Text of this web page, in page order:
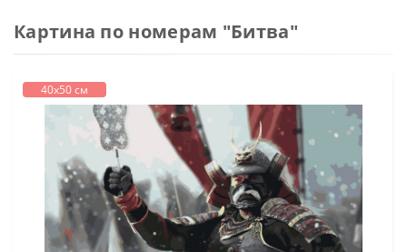
Картина по номерам "Битва"
40х50 см